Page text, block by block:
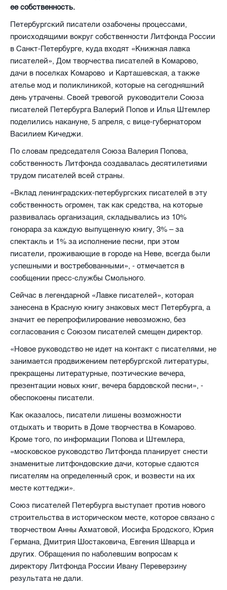
ее собственность.
Петербургский писатели озабочены процессами,
происходящими вокруг собственности Литфонда России
в Санкт-Петербурге, куда входят «Книжная лавка
писателей», Дом творчества писателей в Комарово,
дачи в поселках Комарово и Карташевская, а также
ателье мод и поликлиникой, которые на сегодняшний
день утрачены. Своей тревогой руководители Союза
писателей Петербурга Валерий Попов и Илья Штемлер
поделились накануне, 5 апреля, с вице-губернатором
Василием Кичеджи.
По словам председателя Союза Валерия Попова,
собственность Литфонда создавалась десятилетиями
трудом писателей всей страны.
«Вклад ленинградских-петербургских писателей в эту
собственность огромен, так как средства, на которые
развивалась организация, складывались из 10%
гонорара за каждую выпущенную книгу, 3% – за
спектакль и 1% за исполнение песни, при этом
писатели, проживающие в городе на Неве, всегда были
успешными и востребованными», - отмечается в
сообщении пресс-службы Смольного.
Сейчас в легендарной «Лавке писателей», которая
занесена в Красную книгу знаковых мест Петербурга, а
значит ее перепрофилирование невозможно, без
согласования с Союзом писателей смещен директор.
«Новое руководство не идет на контакт с писателями, не
занимается продвижением петербургской литературы,
прекращены литературные, поэтические вечера,
презентации новых книг, вечера бардовской песни», -
обеспокоены писатели.
Как оказалось, писатели лишены возможности
отдыхать и творить в Доме творчества в Комарово.
Кроме того, по информации Попова и Штемлера,
«московское руководство Литфонда планирует снести
знаменитые литфондовские дачи, которые сдаются
писателям на определенный срок, и возвести на их
месте коттеджи».
Союз писателей Петербурга выступает против нового
строительства в историческом месте, которое связано с
творчеством Анны Ахматовой, Иосифа Бродского, Юрия
Германа, Дмитрия Шостаковича, Евгения Шварца и
других. Обращения по наболевшим вопросам к
директору Литфонда России Ивану Переверзину
результата не дали.